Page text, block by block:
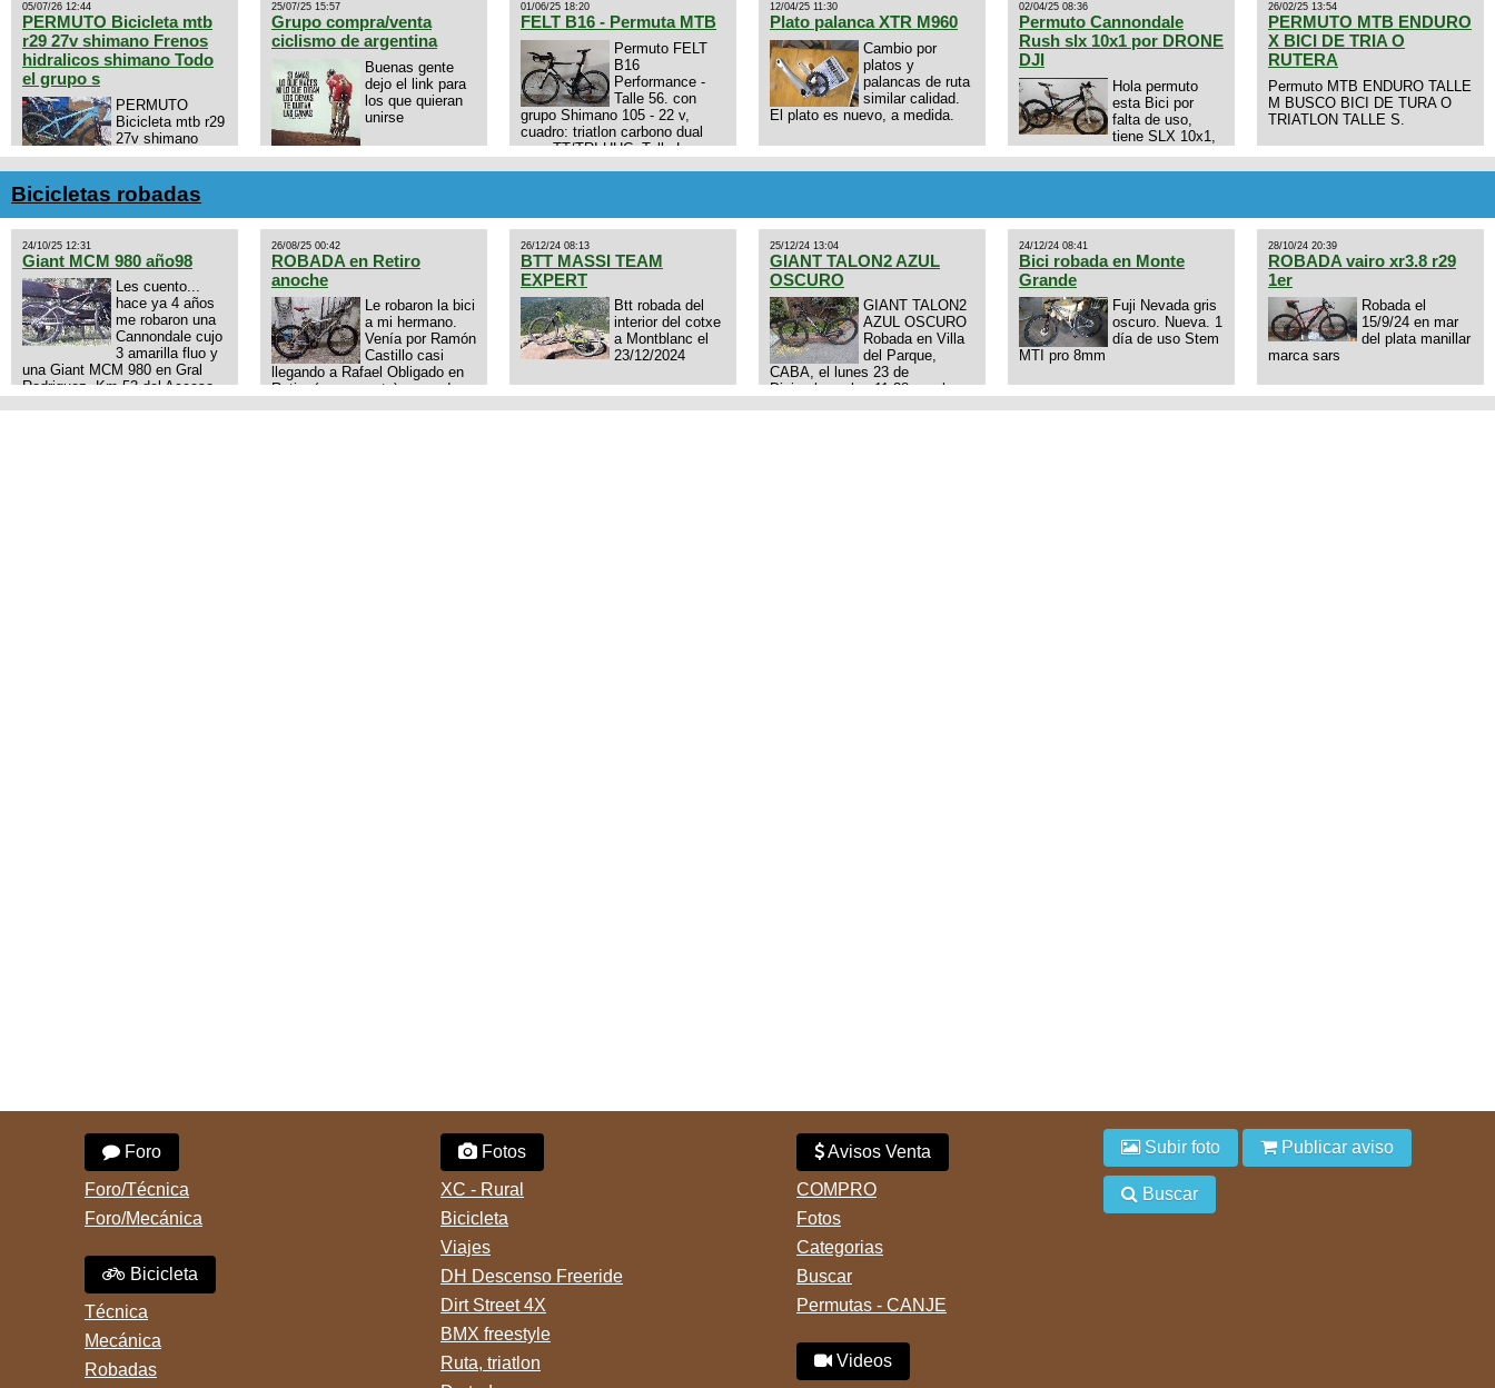
05/07/26 12:44
PERMUTO Bicicleta mtb
r29 27v shimano Frenos
hidralicos shimano Todo
el grupo s
PERMUTO
Bicicleta mtb r29
27v shimano
Frenos hidralicos
shimano Todo el grupo shimano
Talle s/m Permuto x pistera o
ruta talle s o m.
25/07/25 15:57
Grupo compra/venta
ciclismo de argentina
Buenas gente
dejo el link para
los que quieran
unirse
https://chat.whatsapp.com/E4N9zhVk9wHFFzK7T345Kn?
mode=ac_t
01/06/25 18:20
FELT B16 - Permuta MTB
Permuto FELT
B16
Performance -
Talle 56. con
grupo Shimano 105 - 22 v,
cuadro: triatlon carbono dual
aero TT/TRI UHC. Talle L.
12/04/25 11:30
Plato palanca XTR M960
Cambio por
platos y
palancas de ruta
similar calidad.
El plato es nuevo, a medida.
02/04/25 08:36
Permuto Cannondale
Rush slx 10x1 por DRONE
DJI
Hola permuto
esta Bici por
falta de uso,
tiene SLX 10x1,
Axon tope de gama con
drone de la marca Dji, les dejo
3434568861 saludos
26/02/25 13:54
PERMUTO MTB ENDURO
X BICI DE TRIA O
RUTERA
Permuto MTB ENDURO TALLE
M BUSCO BICI DE TURA O
TRIATLON TALLE S.
Bicicletas robadas
24/10/25 12:31
Giant MCM 980 año98
Les cuento...
hace ya 4 años
me robaron una
Cannondale cujo
3 amarilla fluo y
una Giant MCM 980 en Gral
Rodriguez. Km 53 del Acceso
26/08/25 00:42
ROBADA en Retiro
anoche
Le robaron la bici
a mi hermano.
Venía por Ramón
Castillo casi
llegando a Rafael Obligado en
Retiro (zona puerto) a eso de
26/12/24 08:13
BTT MASSI TEAM
EXPERT
Btt robada del
interior del cotxe
a Montblanc el
23/12/2024
25/12/24 13:04
GIANT TALON2 AZUL
OSCURO
GIANT TALON2
AZUL OSCURO
Robada en Villa
del Parque,
CABA, el lunes 23 de
Diciembre a las 11:38 am, hay
24/12/24 08:41
Bici robada en Monte
Grande
Fuji Nevada gris
oscuro. Nueva. 1
día de uso Stem
MTI pro 8mm
28/10/24 20:39
ROBADA vairo xr3.8 r29
1er
Robada el
15/9/24 en mar
del plata manillar
marca sars
Foro
Foro/Técnica
Foro/Mecánica
Bicicleta
Técnica
Mecánica
Robadas
Fotos
XC - Rural
Bicicleta
Viajes
DH Descenso Freeride
Dirt Street 4X
BMX freestyle
Ruta, triatlon
Avisos Venta
COMPRO
Fotos
Categorias
Buscar
Permutas - CANJE
Videos
Subir foto Publicar aviso
Buscar